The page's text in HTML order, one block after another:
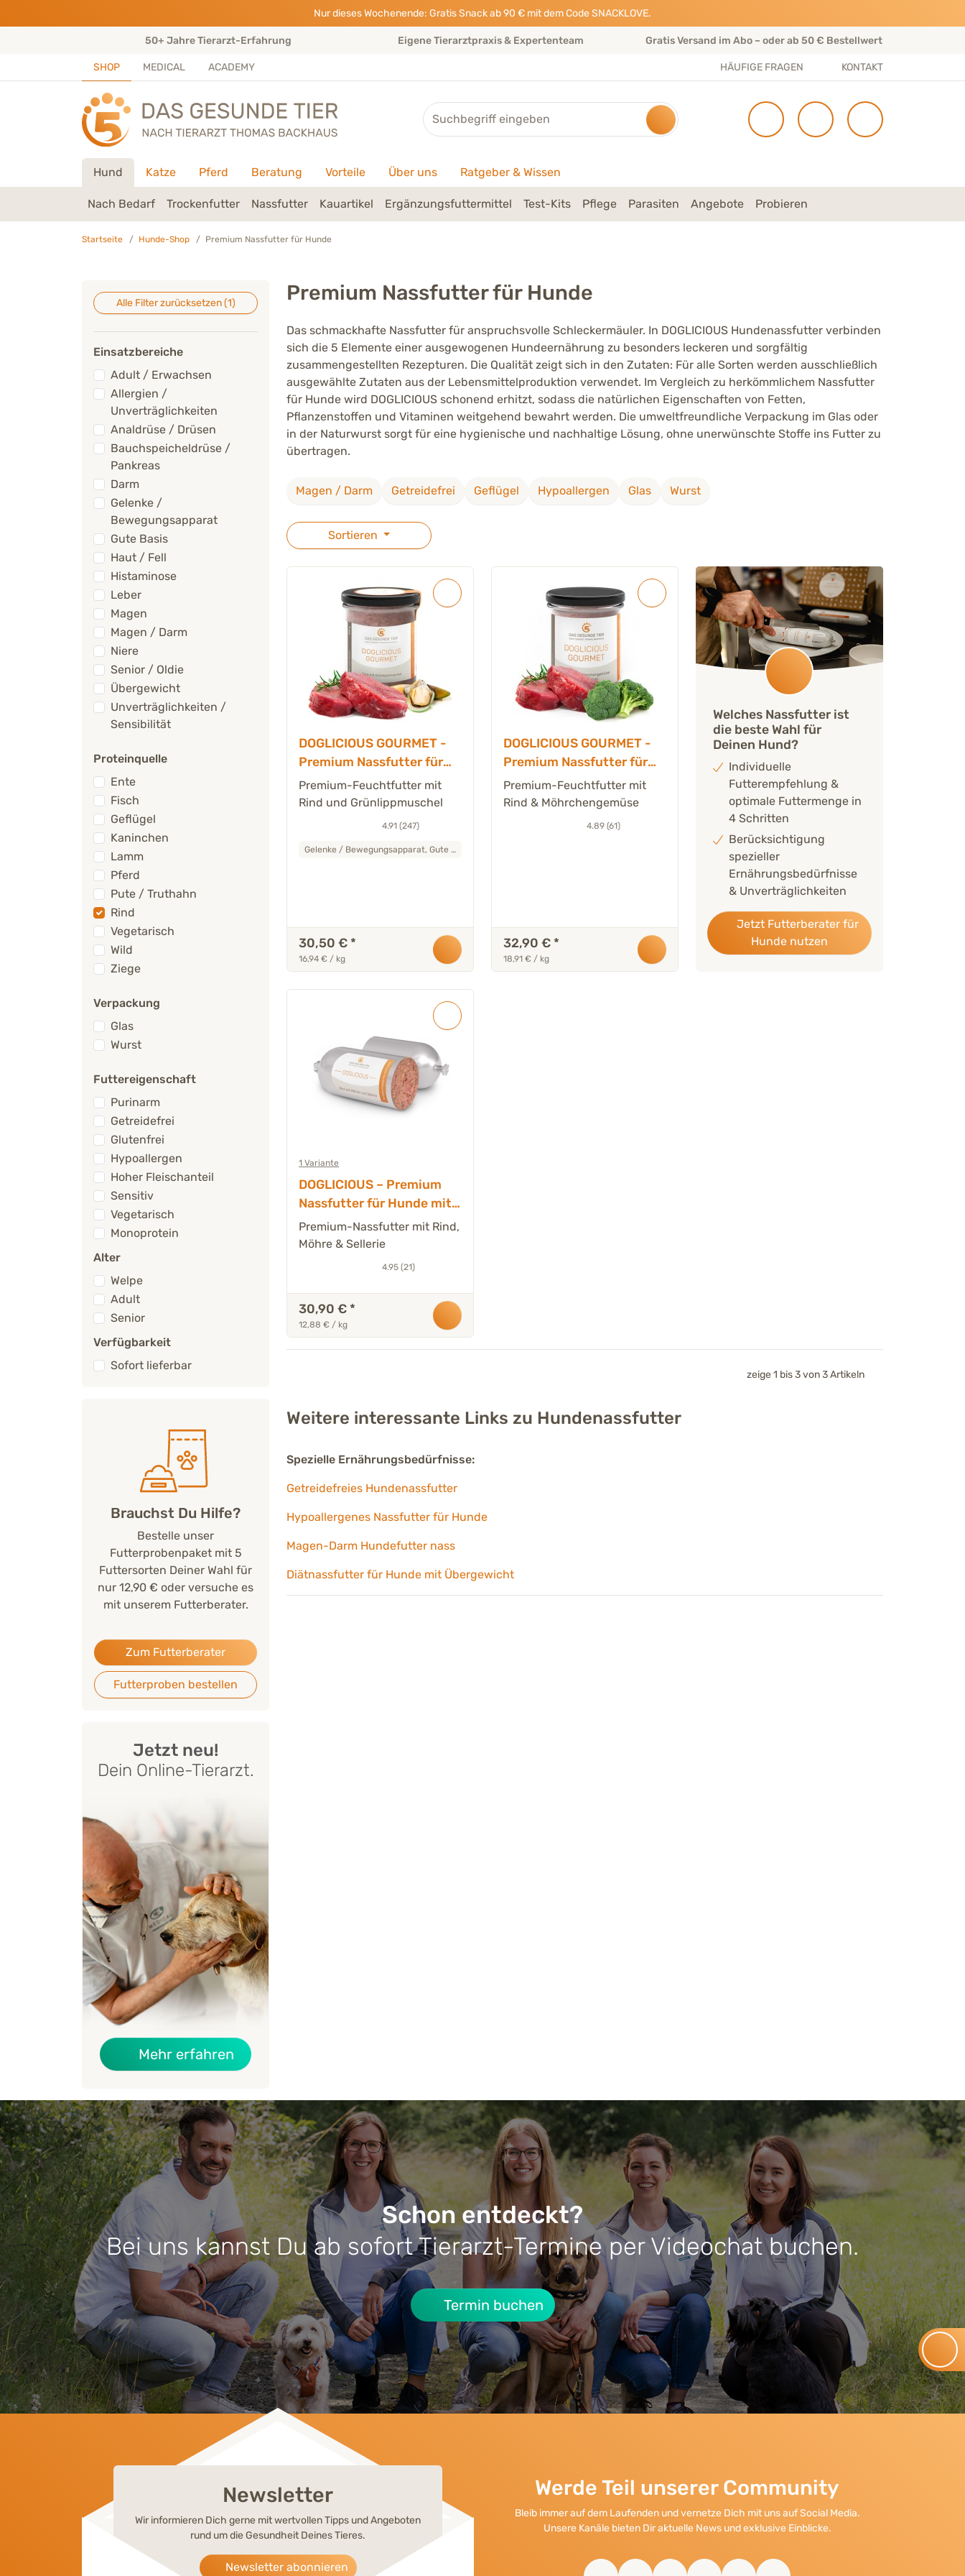
Nur dieses Wochenende: Gratis Snack ab 90 € mit dem Code SNACKLOVE.
50+ Jahre Tierarzt-Erfahrung Eigene Tierarztpraxis & Expertenteam Gratis Versand im Abo – oder ab 50 € Bestellwert
SHOP MEDICAL ACADEMY HÄUFIGE FRAGEN KONTAKT
Suche
Hund Katze Pferd Beratung Vorteile Über uns Ratgeber & Wissen
Nach Bedarf Trockenfutter Nassfutter Kauartikel Ergänzungsfuttermittel Test-Kits Pflege Parasiten Angebote Probieren
Startseite Hunde-Shop Premium Nassfutter für Hunde
Premium Nassfutter für Hunde
Das schmackhafte Nassfutter für anspruchsvolle Schleckermäuler. In DOGLICIOUS Hundenassfutter verbinden
sich die 5 Elemente einer ausgewogenen Hundeernährung zu besonders leckeren und sorgfältig
zusammengestellten Rezepturen. Die Qualität zeigt sich in den Zutaten: Für alle Sorten werden ausschließlich
ausgewählte Zutaten aus der Lebensmittelproduktion verwendet. Im Vergleich zu herkömmlichem Nassfutter
für Hunde wird DOGLICIOUS schonend erhitzt, sodass die natürlichen Eigenschaften von Fetten,
Pflanzenstoffen und Vitaminen weitgehend bewahrt werden. Die umweltfreundliche Verpackung im Glas oder
in der Naturwurst sorgt für eine hygienische und nachhaltige Lösung, ohne unerwünschte Stoffe ins Futter zu
übertragen.
Magen / Darm Getreidefrei Geflügel Hypoallergen Glas Wurst
Sortieren
DOGLICIOUS GOURMET -
Premium Nassfutter für
Hunde mit Rind &
Grünlippmuschel - 6 x 300
Premium-Feuchtfutter mit
Rind und Grünlippmuschel
4.91 (247)
Gelenke / Bewegungsapparat, Gute Basis
30,50 € *
16,94 € / kg
DOGLICIOUS GOURMET -
Premium Nassfutter für
Hunde mit Rind,
Möhrchengemüse &
Premium-Feuchtfutter mit
Rind & Möhrchengemüse
4.89 (61)
32,90 € *
18,91 € / kg
Welches Nassfutter ist
die beste Wahl für
Deinen Hund?
Individuelle
Futterempfehlung &
optimale Futtermenge in
4 Schritten
Berücksichtigung
spezieller
Ernährungsbedürfnisse
& Unverträglichkeiten
Jetzt Futterberater für
Hunde nutzen
1 Variante
DOGLICIOUS – Premium
Nassfutter für Hunde mit
Rind, Möhre & Sellerie – 6 x
Wurst à 400 g
Premium-Nassfutter mit Rind,
Möhre & Sellerie
4.95 (21)
30,90 € *
12,88 € / kg
zeige 1 bis 3 von 3 Artikeln
Weitere interessante Links zu Hundenassfutter
Spezielle Ernährungsbedürfnisse:
Getreidefreies Hundenassfutter
Hypoallergenes Nassfutter für Hunde
Magen-Darm Hundefutter nass
Diätnassfutter für Hunde mit Übergewicht
Alle Filter zurücksetzen (1)
Einsatzbereiche
Adult / Erwachsen
Allergien /
Unverträglichkeiten
Analdrüse / Drüsen
Bauchspeicheldrüse /
Pankreas
Darm
Gelenke /
Bewegungsapparat
Gute Basis
Haut / Fell
Histaminose
Leber
Magen
Magen / Darm
Niere
Senior / Oldie
Übergewicht
Unverträglichkeiten /
Sensibilität
Proteinquelle
Ente
Fisch
Geflügel
Kaninchen
Lamm
Pferd
Pute / Truthahn
Rind
Vegetarisch
Wild
Ziege
Verpackung
Glas
Wurst
Futtereigenschaft
Purinarm
Getreidefrei
Glutenfrei
Hypoallergen
Hoher Fleischanteil
Sensitiv
Vegetarisch
Monoprotein
Alter
Welpe
Adult
Senior
Verfügbarkeit
Sofort lieferbar
Brauchst Du Hilfe?
Bestelle unser
Futterprobenpaket mit 5
Futtersorten Deiner Wahl für
nur 12,90 € oder versuche es
mit unserem Futterberater.
Zum Futterberater
Futterproben bestellen
Jetzt neu!
Dein Online-Tierarzt.
Mehr erfahren über Das Gesunde Tier Medical
Schon entdeckt?
Bei uns kannst Du ab sofort Tierarzt-Termine per Videochat buchen.
Termin buchen
Newsletter
Wir informieren Dich gerne mit wertvollen Tipps und Angeboten
rund um die Gesundheit Deines Tieres.
Newsletter abonnieren
Werde Teil unserer Community
Bleib immer auf dem Laufenden und vernetze Dich mit uns auf Social Media.
Unsere Kanäle bieten Dir aktuelle News und exklusive Einblicke.